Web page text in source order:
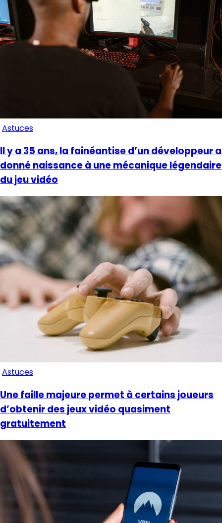
Astuces
Il y a 35 ans, la fainéantise d’un développeur a
donné naissance à une mécanique légendaire
du jeu vidéo
Astuces
Une faille majeure permet à certains joueurs
d’obtenir des jeux vidéo quasiment
gratuitement